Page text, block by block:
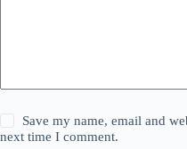
Save my name, email and
next time I comment.